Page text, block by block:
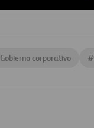
Gobierno corporativo #